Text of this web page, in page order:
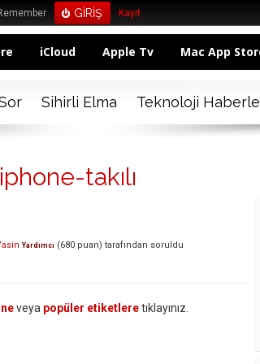
Kayıt
iCloud Apple Tv Mac App
Sihirli Elma Teknoloji
takılı
Yardımcı (680 puan) tarafından soruldu
veya popüler etiketleretıklayınız.